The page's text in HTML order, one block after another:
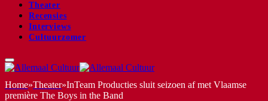
Theater
Recensies
Interviews
Cultuurzomer
Home»Theater»InTeam Producties sluit seizoen af met Vlaamse
première The Boys in the Band